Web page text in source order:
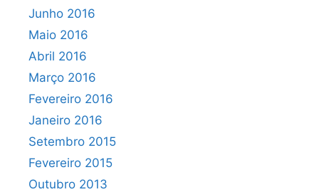
Junho 2016
Maio 2016
Abril 2016
Março 2016
Fevereiro 2016
Janeiro 2016
Setembro 2015
Fevereiro 2015
Outubro 2013